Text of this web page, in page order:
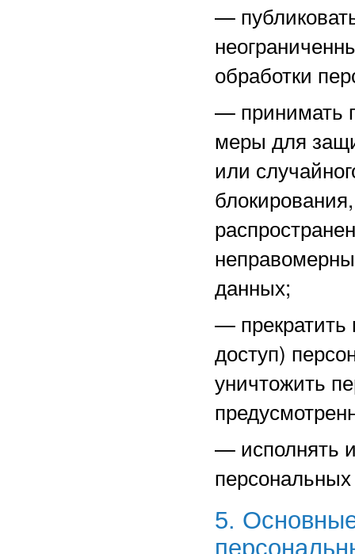
—
обработки
— принимать
меры для
или
данных;
—
доступ)
уничтожить
— исполнять
5.